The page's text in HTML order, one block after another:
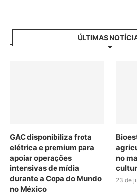
ÚLTIMAS
GAC disponibiliza frota
elétrica e premium para
apoiar operações
intensivas de mídia
durante a Copa do Mundo
no México
no
23 de